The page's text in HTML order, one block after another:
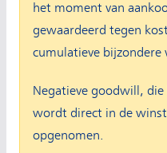
het moment van
gewaardeerd tegen
cumulatieve bijzondere
Negatieve goodwill,
wordt direct in de
opgenomen.